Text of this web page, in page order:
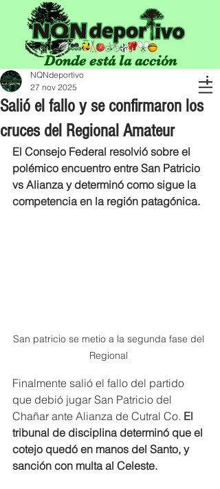
Donde está la acción
Salió el fallo y se confirmaron los
cruces del Regional Amateur
NQNdeportivo
27 nov 2025
El Consejo Federal resolvió sobre el
polémico encuentro entre San Patricio
vs Alianza y determinó como sigue la
competencia en la región patagónica.
San patricio se metio a la segunda fase del
Regional
Finalmente salió el fallo del partido
que debió jugar San Patricio del
Chañar ante Alianza de Cutral Co. El
tribunal de disciplina determinó que el
cotejo quedó en manos del Santo, y
sanción con multa al Celeste.